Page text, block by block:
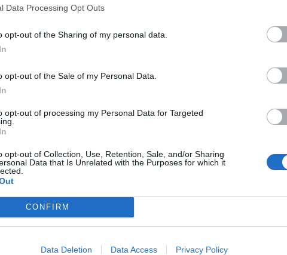
Data Processing Opt Outs
opt-out of the Sharing of my personal data.
opt-out of the Sale of my Personal Data.
opt-out of processing my Personal Data for Targeted
opt-out of Collection, Use, Retention, Sale, and/or Sharing
Data that Is Unrelated with the Purposes for which it
CONFIRM
Data Deletion Data Access Privacy Policy
podniesie próg 500 plus dla seniorów. Policzyliśmy, ile może
2026 19:14
lubuskie;
łódzkie;
kujawsko-pomorskie;
mazowieckie;
podlaskie;
pomorskie;
warmińsko-mazurskie;
zachodniopomorskie;
WIATR I PODTOPIENIA. CO NIOSĄ ZE
CZERWCOWE NAWAŁNICE?